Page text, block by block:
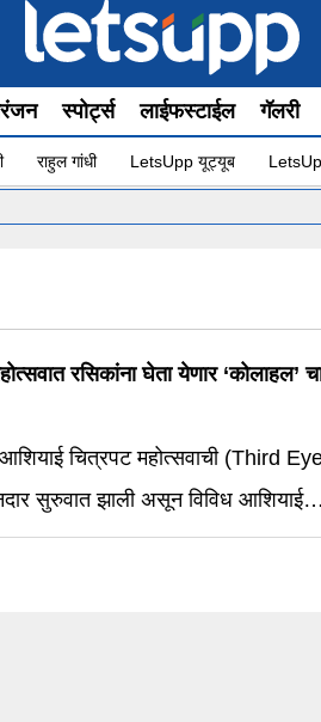
स्पोर्ट्स लाईफस्टाईल गॅलरी
राहुल गांधी LetsUpp यूट्यूब
रसिकांना घेता येणार ‘कोलाहल’
चित्रपट महोत्सवाची (Third
सुरुवात झाली असून विविध आशियाई